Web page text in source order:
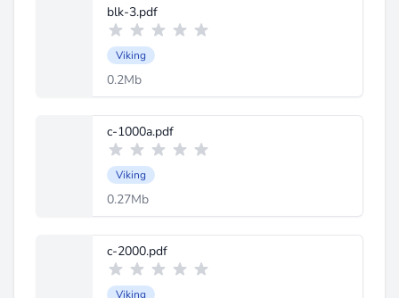
blk-3.pdf
Viking
0.2Mb
c-1000a.pdf
Viking
0.27Mb
c-2000.pdf
Viking